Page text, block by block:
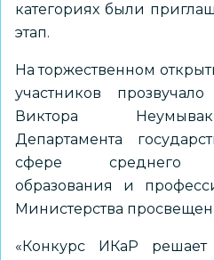
категориях были
этап.
На торжественном
участников
Виктора
Департамента
сфере среднего
образования и
Министерства
«Конкурс ИКаР